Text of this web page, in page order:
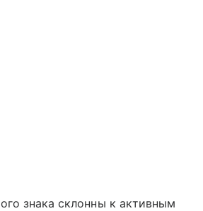
знака склонны к активным